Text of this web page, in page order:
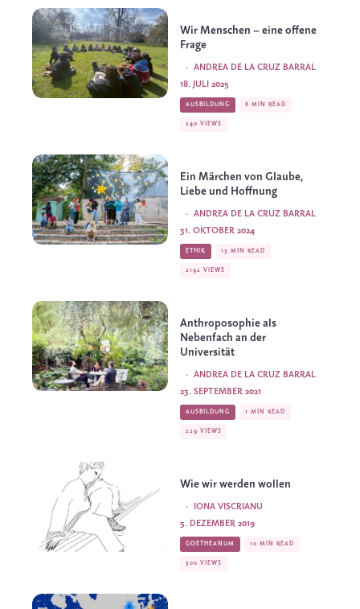
Wir Menschen – eine offene
Frage
ANDREA DE LA CRUZ BARRAL
·
18. JULI 2025
AUSBILDUNG 6 MIN READ
240 VIEWS
Ein Märchen von Glaube,
Liebe und Hoffnung
ANDREA DE LA CRUZ BARRAL
·
31. OKTOBER 2024
ETHIK 13 MIN READ
2192 VIEWS
Anthroposophie als
Nebenfach an der
Universität
ANDREA DE LA CRUZ BARRAL
·
23. SEPTEMBER 2021
AUSBILDUNG 1 MIN READ
229 VIEWS
Wie wir werden wollen
IONA VISCRIANU
·
5. DEZEMBER 2019
GOETHEANUM 10 MIN READ
300 VIEWS